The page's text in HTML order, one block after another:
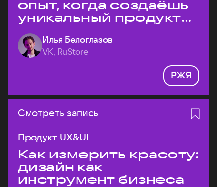
опыт, когда создаёшь
уникальный продукт
на рынке?
Илья Белоглазов
VK, RuStore
РЖЯ
Смотреть запись
Продукт UX&UI
Как измерить красоту:
дизайн как
инструмент бизнеса